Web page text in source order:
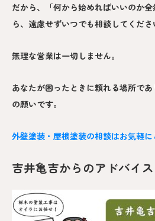
だから、「何から始めればいいのか
ら、遠慮せずいつでも相談してくださ
無理な営業は一切しません。
あなたが困ったときに頼れる場所で
の願いです。
外壁塗装・屋根塗装の相談はお気軽
吉井亀吉からのアドバイス